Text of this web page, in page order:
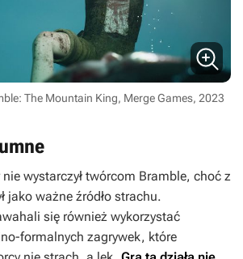
The Mountain King, Merge Games, 2023
wystarczył twórcom Bramble, choć z
jako ważne źródło strachu.
się również wykorzystać
formalnych zagrywek, które